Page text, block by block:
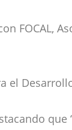
FOCAL,
el
que